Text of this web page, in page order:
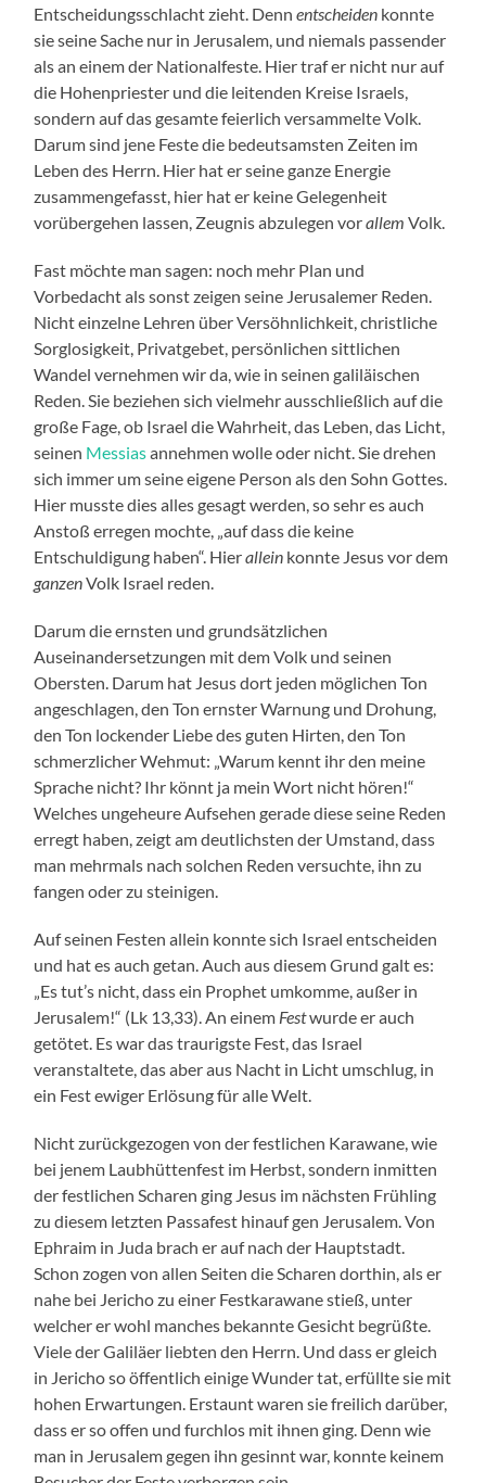
Entscheidungsschlacht zieht. Dennentscheiden konnte
sie seine Sache nur in Jerusalem, und niemals passender
als an einem der Nationalfeste. Hier traf er nicht nur auf
die Hohenpriester und die leitenden Kreise Israels,
sondern auf das gesamte feierlich versammelte Volk.
Darum sind jene Feste die bedeutsamsten Zeiten im
Leben des Herrn. Hier hat er seine ganze Energie
zusammengefasst, hier hat er keine Gelegenheit
vorübergehen lassen, Zeugnis abzulegen vorallem Volk.
Fast möchte man sagen: noch mehr Plan und
Vorbedacht als sonst zeigen seine Jerusalemer Reden.
Nicht einzelne Lehren über Versöhnlichkeit, christliche
Sorglosigkeit, Privatgebet, persönlichen sittlichen
Wandel vernehmen wir da, wie in seinen galiläischen
Reden. Sie beziehen sich vielmehr ausschließlich auf die
große Fage, ob Israel die Wahrheit, das Leben, das Licht,
seinen Messiasannehmen wolle oder nicht. Sie drehen
sich immer um seine eigene Person als den Sohn Gottes.
Hier musste dies alles gesagt werden, so sehr es auch
Anstoß erregen mochte, „auf dass die keine
Entschuldigung haben“. Hierallein konnte Jesus vor dem
ganzenVolk Israel reden.
Darum die ernsten und grundsätzlichen
Auseinandersetzungen mit dem Volk und seinen
Obersten. Darum hat Jesus dort jeden möglichen Ton
angeschlagen, den Ton ernster Warnung und Drohung,
den Ton lockender Liebe des guten Hirten, den Ton
schmerzlicher Wehmut: „Warum kennt ihr den meine
Sprache nicht? Ihr könnt ja mein Wort nicht hören!“
Welches ungeheure Aufsehen gerade diese seine Reden
erregt haben, zeigt am deutlichsten der Umstand, dass
man mehrmals nach solchen Reden versuchte, ihn zu
fangen oder zu steinigen.
Auf seinen Festen allein konnte sich Israel entscheiden
und hat es auch getan. Auch aus diesem Grund galt es:
„Es tut’s nicht, dass ein Prophet umkomme, außer in
Jerusalem!“ (Lk 13,33). An einem Festwurde er auch
getötet. Es war das traurigste Fest, das Israel
veranstaltete, das aber aus Nacht in Licht umschlug, in
ein Fest ewiger Erlösung für alle Welt.
Nicht zurückgezogen von der festlichen Karawane, wie
bei jenem Laubhüttenfest im Herbst, sondern inmitten
der festlichen Scharen ging Jesus im nächsten Frühling
zu diesem letzten Passafest hinauf gen Jerusalem. Von
Ephraim in Juda brach er auf nach der Hauptstadt.
Schon zogen von allen Seiten die Scharen dorthin, als er
nahe bei Jericho zu einer Festkarawane stieß, unter
welcher er wohl manches bekannte Gesicht begrüßte.
Viele der Galiläer liebten den Herrn. Und dass er gleich
in Jericho so öffentlich einige Wunder tat, erfüllte sie mit
hohen Erwartungen. Erstaunt waren sie freilich darüber,
dass er so offen und furchlos mit ihnen ging. Denn wie
man in Jerusalem gegen ihn gesinnt war, konnte keinem